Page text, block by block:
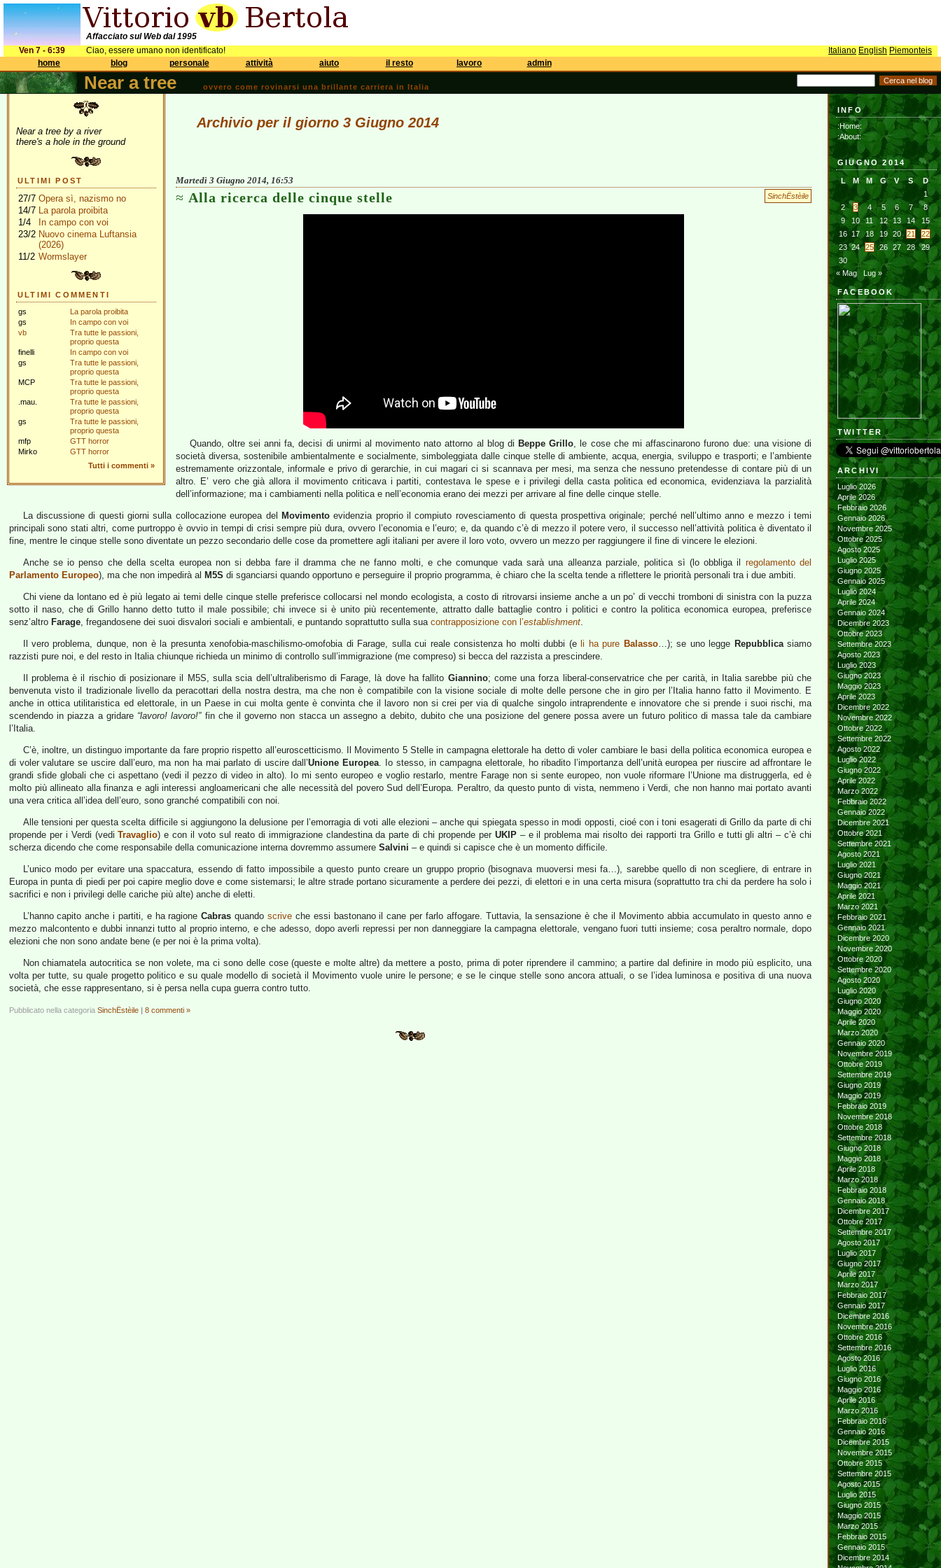
Affacciato sul Web dal 1995
Ven 7 - 6:39
Ciao, essere umano non identificato! Italiano English Piemonteis
home
blog personale attività aiuto il resto lavoro admin
Near a tree ovvero come rovinarsi una brillante carriera in Italia
Near a tree by a river
there's a hole in the ground
ULTIMI POST
27/7 Opera sì, nazismo no
14/7 La parola proibita
1/4
In campo con voi
23/2 Nuovo cinema Luftansia
(2026)
11/2 Wormslayer
ULTIMI COMMENTI
gs
La parola proibita
gs
In campo con voi
vb
Tra tutte le passioni,
proprio questa
finelli
In campo con voi
gs
Tra tutte le passioni,
proprio questa
MCP
Tra tutte le passioni,
proprio questa
.mau.
Tra tutte le passioni,
proprio questa
gs
Tra tutte le passioni,
proprio questa
mfp
GTT horror
Mirko
GTT horror
Tutti i commenti »
Archivio per il giorno 3 Giugno 2014
Martedì 3 Giugno 2014, 16:53
SinchËstèile
Alla ricerca delle cinque stelle
Quando, oltre sei anni fa, decisi di unirmi al movimento nato attorno al blog di Beppe Grillo, le cose che mi affascinarono furono due: una visione di
società diversa, sostenibile ambientalmente e socialmente, simboleggiata dalle cinque stelle di ambiente, acqua, energia, sviluppo e trasporti; e l’ambiente
estremamente orizzontale, informale e privo di gerarchie, in cui magari ci si scannava per mesi, ma senza che nessuno pretendesse di contare più di un
altro. E’ vero che già allora il movimento criticava i partiti, contestava le spese e i privilegi della casta politica ed economica, evidenziava la parzialità
dell’informazione; ma i cambiamenti nella politica e nell’economia erano dei mezzi per arrivare al fine delle cinque stelle.
La discussione di questi giorni sulla collocazione europea del Movimentoevidenzia proprio il compiuto rovesciamento di questa prospettiva originale; perché nell’ultimo anno e mezzo i temi
principali sono stati altri, come purtroppo è ovvio in tempi di crisi sempre più dura, ovvero l’economia e l’euro; e, da quando c’è di mezzo il potere vero, il successo nell’attività politica è diventato il
fine, mentre le cinque stelle sono diventate un pezzo secondario delle cose da promettere agli italiani per avere il loro voto, ovvero un mezzo per raggiungere il fine di vincere le elezioni.
Anche se io penso che della scelta europea non si debba fare il dramma che ne fanno molti, e che comunque vada sarà una alleanza parziale, politica sì (lo obbliga il regolamento del
Parlamento Europeo), ma che non impedirà al M5S di sganciarsi quando opportuno e perseguire il proprio programma, è chiaro che la scelta tende a riflettere le priorità personali tra i due ambiti.
Chi viene da lontano ed è più legato ai temi delle cinque stelle preferisce collocarsi nel mondo ecologista, a costo di ritrovarsi insieme anche a un po’ di vecchi tromboni di sinistra con la puzza
sotto il naso, che di Grillo hanno detto tutto il male possibile; chi invece si è unito più recentemente, attratto dalle battaglie contro i politici e contro la politica economica europea, preferisce
senz’altro Farage, fregandosene dei suoi disvalori sociali e ambientali, e puntando soprattutto sulla sua contrapposizione con l’establishment.
Il vero problema, dunque, non è la presunta xenofobia-maschilismo-omofobia di Farage, sulla cui reale consistenza ho molti dubbi (e li ha pure Balasso…); se uno legge Repubblicasiamo
razzisti pure noi, e del resto in Italia chiunque richieda un minimo di controllo sull’immigrazione (me compreso) si becca del razzista a prescindere.
Il problema è il rischio di posizionare il M5S, sulla scia dell’ultraliberismo di Farage, là dove ha fallito Giannino; come una forza liberal-conservatrice che per carità, in Italia sarebbe più che
benvenuta visto il tradizionale livello da peracottari della nostra destra, ma che non è compatibile con la visione sociale di molte delle persone che in giro per l’Italia hanno fatto il Movimento. E
anche in ottica utilitaristica ed elettorale, in un Paese in cui molta gente è convinta che il lavoro non si crei per via di qualche singolo intraprendente e innovatore che si prende i suoi rischi, ma
scendendo in piazza a gridare“lavoro! lavoro!”fin che il governo non stacca un assegno a debito, dubito che una posizione del genere possa avere un futuro politico di massa tale da cambiare
l’Italia.
C’è, inoltre, un distinguo importante da fare proprio rispetto all’euroscetticismo. Il Movimento 5 Stelle in campagna elettorale ha detto di voler cambiare le basi della politica economica europea e
di voler valutare se uscire dall’euro, ma non ha mai parlato di uscire dall’Unione Europea. Io stesso, in campagna elettorale, ho ribadito l’importanza dell’unità europea per riuscire ad affrontare le
grandi sfide globali che ci aspettano (vedi il pezzo di video in alto). Io mi sento europeo e voglio restarlo, mentre Farage non si sente europeo, non vuole riformare l’Unione ma distruggerla, ed è
molto più allineato alla finanza e agli interessi angloamericani che alle necessità del povero Sud dell’Europa. Peraltro, da questo punto di vista, nemmeno i Verdi, che non hanno mai portato avanti
una vera critica all’idea dell’euro, sono granché compatibili con noi.
Alle tensioni per questa scelta difficile si aggiungono la delusione per l’emorragia di voti alle elezioni – anche qui spiegata spesso in modi opposti, cioé con i toni esagerati di Grillo da parte di chi
propende per i Verdi (vediTravaglio) e con il voto sul reato di immigrazione clandestina da parte di chi propende per UKIP– e il problema mai risolto dei rapporti tra Grillo e tutti gli altri – c’è chi
scherza dicendo che come responsabile della comunicazione interna dovremmo assumere Salvini – e quindi si capisce che è un momento difficile.
L’unico modo per evitare una spaccatura, essendo di fatto impossibile a questo punto creare un gruppo proprio (bisognava muoversi mesi fa…), sarebbe quello di non scegliere, di entrare in
Europa in punta di piedi per poi capire meglio dove e come sistemarsi; le altre strade portano sicuramente a perdere dei pezzi, di elettori e in una certa misura (soprattutto tra chi da perdere ha solo i
sacrifici e non i privilegi delle cariche più alte) anche di eletti.
L’hanno capito anche i partiti, e ha ragioneCabras quandoscrive che essi bastonano il cane per farlo affogare. Tuttavia, la sensazione è che il Movimento abbia accumulato in questo anno e
mezzo malcontento e dubbi innanzi tutto al proprio interno, e che adesso, dopo averli repressi per non danneggiare la campagna elettorale, vengano fuori tutti insieme; cosa peraltro normale, dopo
elezioni che non sono andate bene (e per noi è la prima volta).
Non chiamatela autocritica se non volete, ma ci sono delle cose (queste e molte altre) da mettere a posto, prima di poter riprendere il cammino; a partire dal definire in modo più esplicito, una
volta per tutte, su quale progetto politico e su quale modello di società il Movimento vuole unire le persone; e se le cinque stelle sono ancora attuali, o se l’idea luminosa e positiva di una nuova
società, che esse rappresentano, si è persa nella cupa guerra contro tutto.
Pubblicato nella categoria SinchËstèile | 8 commenti »
INFO
:Home:
:About:
GIUGNO 2014
L M M G V S
D
1
2
3 4 5 6 7
8
9
10 11 12 13 14
15
16 17 18 19 20 21
22
23 24 25 26 27 28
29
30
« Mag
Lug »
FACEBOOK
TWITTER
ARCHIVI
Luglio 2026
Aprile 2026
Febbraio 2026
Gennaio 2026
Novembre 2025
Ottobre 2025
Agosto 2025
Luglio 2025
Giugno 2025
Gennaio 2025
Luglio 2024
Aprile 2024
Gennaio 2024
Dicembre 2023
Ottobre 2023
Settembre 2023
Agosto 2023
Luglio 2023
Giugno 2023
Maggio 2023
Aprile 2023
Dicembre 2022
Novembre 2022
Ottobre 2022
Settembre 2022
Agosto 2022
Luglio 2022
Giugno 2022
Aprile 2022
Marzo 2022
Febbraio 2022
Gennaio 2022
Dicembre 2021
Ottobre 2021
Settembre 2021
Agosto 2021
Luglio 2021
Giugno 2021
Maggio 2021
Aprile 2021
Marzo 2021
Febbraio 2021
Gennaio 2021
Dicembre 2020
Novembre 2020
Ottobre 2020
Settembre 2020
Agosto 2020
Luglio 2020
Giugno 2020
Maggio 2020
Aprile 2020
Marzo 2020
Gennaio 2020
Novembre 2019
Ottobre 2019
Settembre 2019
Giugno 2019
Maggio 2019
Febbraio 2019
Novembre 2018
Ottobre 2018
Settembre 2018
Giugno 2018
Maggio 2018
Aprile 2018
Marzo 2018
Febbraio 2018
Gennaio 2018
Dicembre 2017
Ottobre 2017
Settembre 2017
Agosto 2017
Luglio 2017
Giugno 2017
Aprile 2017
Marzo 2017
Febbraio 2017
Gennaio 2017
Dicembre 2016
Novembre 2016
Ottobre 2016
Settembre 2016
Agosto 2016
Luglio 2016
Giugno 2016
Maggio 2016
Aprile 2016
Marzo 2016
Febbraio 2016
Gennaio 2016
Dicembre 2015
Novembre 2015
Ottobre 2015
Settembre 2015
Agosto 2015
Luglio 2015
Giugno 2015
Maggio 2015
Marzo 2015
Febbraio 2015
Gennaio 2015
Dicembre 2014